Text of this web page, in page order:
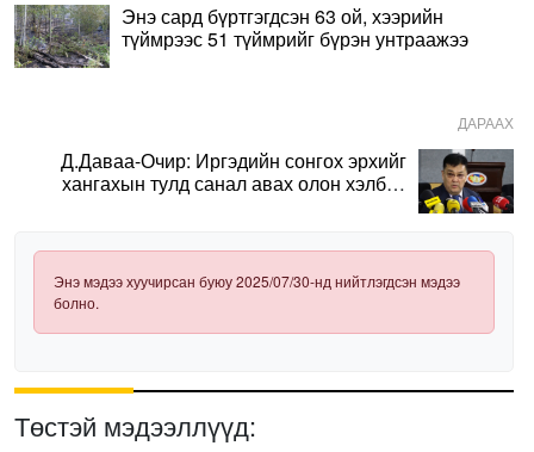
Энэ сард бүртгэгдсэн 63 ой, хээрийн
түймрээс 51 түймрийг бүрэн унтраажээ
ДАРААХ
Д.Даваа-Очир: Иргэдийн сонгох эрхийг
хангахын тулд санал авах олон хэлбэр
Энэ мэдээ хуучирсан буюу 2025/07/30-нд нийтлэгдсэн мэдээ
болно.
Төстэй мэдээллүүд: